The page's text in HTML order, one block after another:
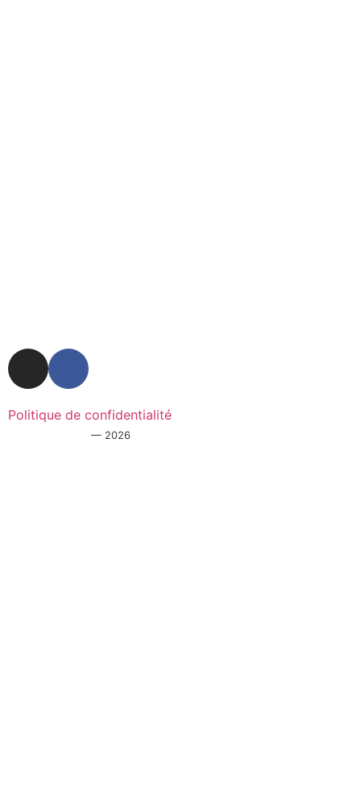
Politique de confidentialité
— 2026